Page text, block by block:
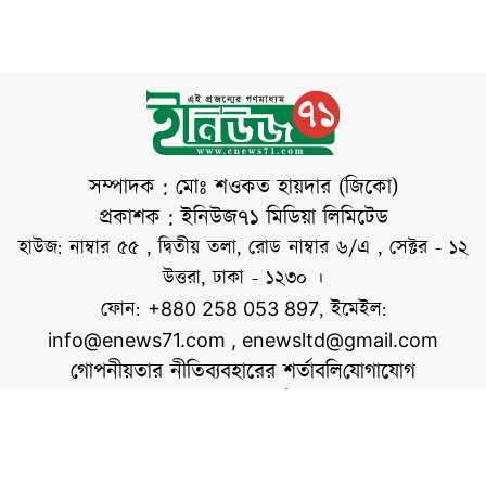
নির্যাতনের পর র‍্যাবের
দুঃসাহসিক অভিযানে
তারা মৃত্যুর মুখ থেকে
ফিরে আসেন। এ
ঘটনায় অপহরণ চক্রের
অন্যতম মূলহোতা
হাফেজ আহম্মেদকে
(৫৩) গ্রেপ্তার করা
হয়েছে। অভিযান ও
মামলার বিবরণ
সম্পাদক : মোঃ শওকত হায়দার (জিকো)
প্রকাশক : ইনিউজ৭১ মিডিয়া লিমিটেড
হাউজ: নাম্বার ৫৫ , দ্বিতীয় তলা, রোড নাম্বার ৬/এ , সেক্টর - ১২
উত্তরা, ঢাকা - ১২৩০ ।
ফোন: +880 258 053 897, ইমেইল:
info@enews71.com , enewsltd@gmail.com
গোপনীয়তার নীতিব্যবহারের শর্তাবলিযোগাযোগ